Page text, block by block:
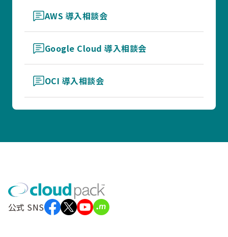
AWS 導入相談会
Google Cloud 導入相談会
OCI 導入相談会
公式 SNS